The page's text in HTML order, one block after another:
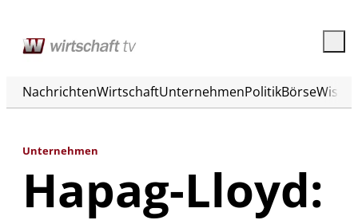
NachrichtenWirtschaftUnternehmenPolitikBörse
Unternehmen
Hapag-Lloyd: